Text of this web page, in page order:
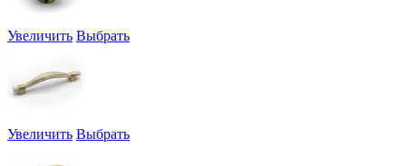
Увеличить Выбрать
Увеличить Выбрать